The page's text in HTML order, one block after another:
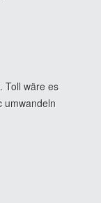
Toll wäre es
umwandeln